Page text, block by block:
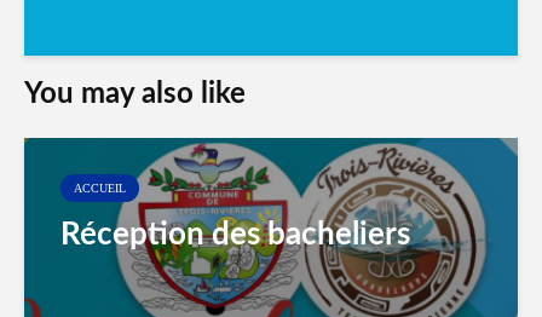
You may also like
ACCUEIL
Réception des bacheliers